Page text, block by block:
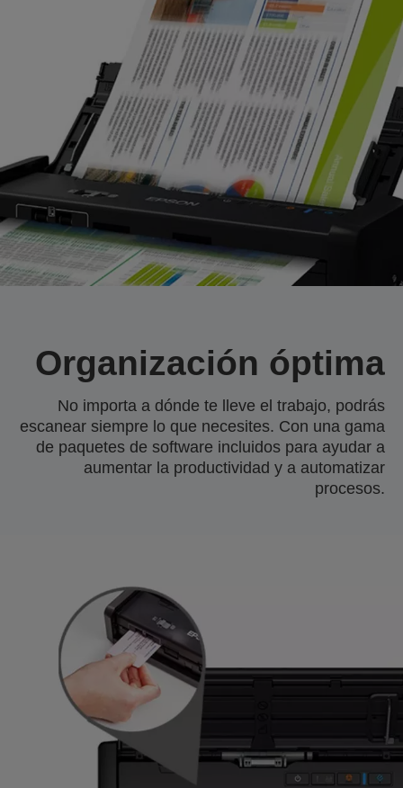
Organización óptima
No importa a dónde te lleve el trabajo, podrás
escanear siempre lo que necesites. Con una gama
de paquetes de software incluidos para ayudar a
aumentar la productividad y a automatizar
procesos.